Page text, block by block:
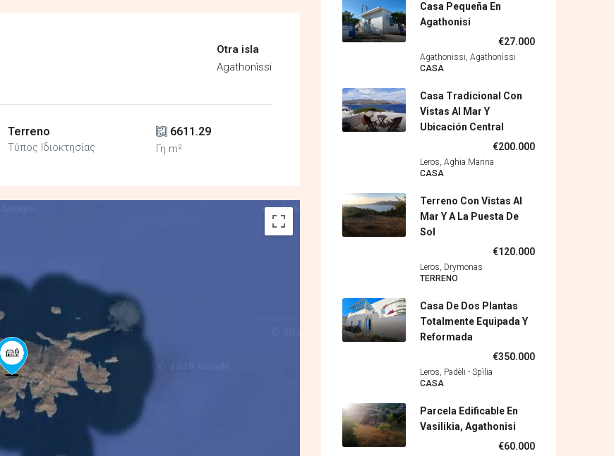
Otra isla
Agathonìssi
Terreno
Τύπος Ιδιοκτησίας
6611.29
Γη m²
Casa Pequeña En
Agathonisi
€27.000
Agathonissi, Agathonìssi
CASA
Casa Tradicional Con
Vistas Al Mar Y
Ubicación Central
€200.000
Leros, Aghia Marina
CASA
Terreno Con Vistas Al
Mar Y A La Puesta De
Sol
€120.000
Leros, Drymonas
TERRENO
Casa De Dos Plantas
Totalmente Equipada Y
Reformada
€350.000
Leros, Padèli - Spìlia
CASA
Parcela Edificable En
Vasilikia, Agathonisi
€60.000